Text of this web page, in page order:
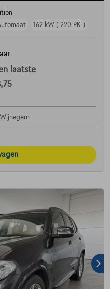
162 kW ( 220 PK )
laatste